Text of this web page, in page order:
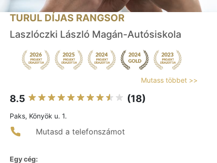
TURUL DÍJAS RANGSOR
Laszlóczki László Magán-Autósiskola
Mutass többet >>
8.5 (18)
Paks, Könyök u. 1.
Mutasd a telefonszámot
Egy cég: